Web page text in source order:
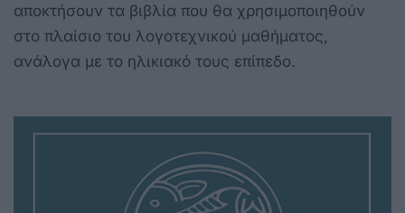
αποκτήσουν τα βιβλία που θα χρησιμοποιηθούν
στο πλαίσιο του λογοτεχνικού μαθήματος,
ανάλογα με το ηλικιακό τους επίπεδο.